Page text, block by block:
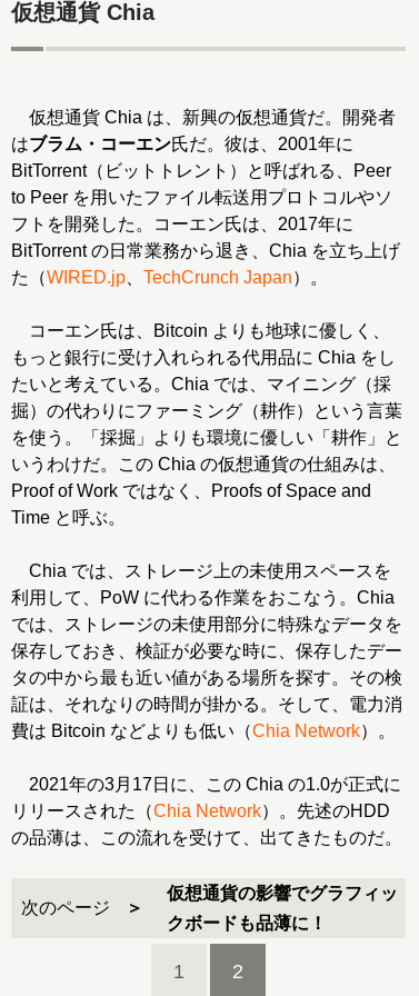
仮想通貨 Chia
仮想通貨 Chia は、新興の仮想通貨だ。開発者
はブラム・コーエン氏だ。彼は、2001年に
BitTorrent（ビットトレント）と呼ばれる、Peer
to Peer を用いたファイル転送用プロトコルやソ
フトを開発した。コーエン氏は、2017年に
BitTorrent の日常業務から退き、Chia を立ち上げ
た（WIRED.jp TechCrunch Japan）。
コーエン氏は、Bitcoin よりも地球に優しく、
もっと銀行に受け入れられる代用品に Chia をし
たいと考えている。Chia では、マイニング（採
掘）の代わりにファーミング（耕作）という言葉
を使う。「採掘」よりも環境に優しい「耕作」と
いうわけだ。この Chia の仮想通貨の仕組みは、
Proof of Work ではなく、Proofs of Space and
Time と呼ぶ。
Chia では、ストレージ上の未使用スペースを
利用して、PoW に代わる作業をおこなう。Chia
では、ストレージの未使用部分に特殊なデータを
保存しておき、検証が必要な時に、保存したデー
タの中から最も近い値がある場所を探す。その検
証は、それなりの時間が掛かる。そして、電力消
費は Bitcoin などよりも低い（Chia Network）。
2021年の3月17日に、この Chia の1.0が正式に
リリースされた（Chia Network）。先述のHDD
の品薄は、この流れを受けて、出てきたものだ。
次のページ
仮想通貨の影響でグラフィッ
クボードも品薄に！
1 2